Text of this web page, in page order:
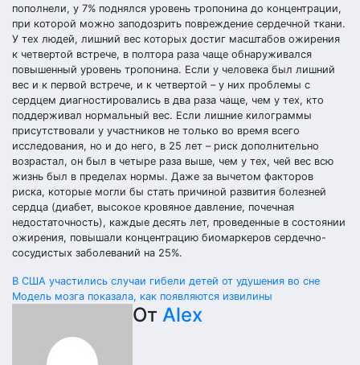
пополнели, у 7% поднялся уровень тропонина до концентрации,
при которой можно заподозрить повреждение сердечной ткани.
У тех людей, лишний вес которых достиг масштабов ожирения
к четвертой встрече, в полтора раза чаще обнаруживался
повышенный уровень тропонина. Если у человека был лишний
вес и к первой встрече, и к четвертой – у них проблемы с
сердцем диагностировались в два раза чаще, чем у тех, кто
поддерживал нормальный вес. Если лишние килограммы
присутствовали у участников не только во время всего
исследования, но и до него, в 25 лет – риск дополнительно
возрастал, он был в четыре раза выше, чем у тех, чей вес всю
жизнь был в пределах нормы. Даже за вычетом факторов
риска, которые могли бы стать причиной развития болезней
сердца (диабет, высокое кровяное давление, почечная
недостаточность), каждые десять лет, проведенные в состоянии
ожирения, повышали концентрацию биомаркеров сердечно-
сосудистых заболеваний на 25%.
Навигация
записям
В США участились случаи гибели детей от удушения во сне
Модель мозга показала, как появляются извилины
От Alex